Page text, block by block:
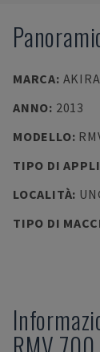
MARCA:
ANNO: 2013
MODELLO:
TIPO DI
LOCALITÀ:
TIPO DI